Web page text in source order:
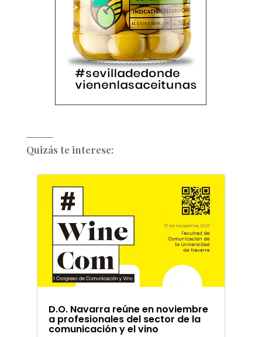
Quizás te interese:
D.O. Navarra reúne en noviembre
a profesionales del sector de la
comunicación y el vino